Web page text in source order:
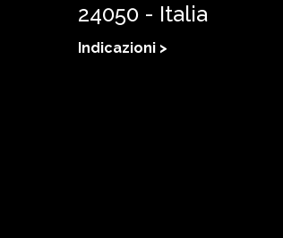
24050 - Italia
Indicazioni >